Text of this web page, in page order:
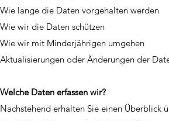
Wie lange die Daten vorgehalten werden
Wie wir die Daten schützen
Wie wir mit Minderjährigen umgehen
Aktualisierungen oder Änderungen der
Welche Daten erfassen wir?
Nachstehend erhalten Sie einen Überblick